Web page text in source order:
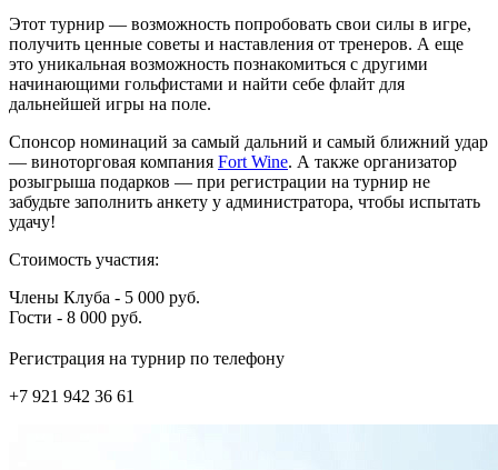
Этот турнир — возможность попробовать свои силы в игре,
получить ценные советы и наставления от тренеров. А еще
это уникальная возможность познакомиться с другими
начинающими гольфистами и найти себе флайт для
дальнейшей игры на поле.
Спонсор номинаций за самый дальний и самый ближний удар
— виноторговая компания Fort Wine. А также организатор
розыгрыша подарков — при регистрации на турнир не
забудьте заполнить анкету у администратора, чтобы испытать
удачу!
Стоимость участия:
Члены Клуба - 5 000 руб.
Гости - 8 000 руб.
Регистрация на турнир по телефону
+7 921 942 36 61